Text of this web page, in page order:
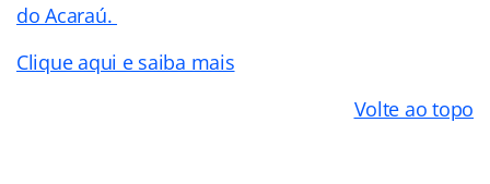
do Acaraú.
Clique aqui e saiba mais
Volte ao topo